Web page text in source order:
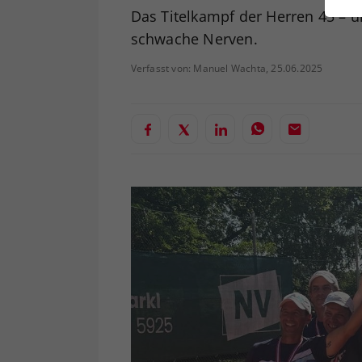
Das Titelkampf der Herren 45 –
schwache Nerven.
Verfasst von: Manuel Wachta, 25.06.2025